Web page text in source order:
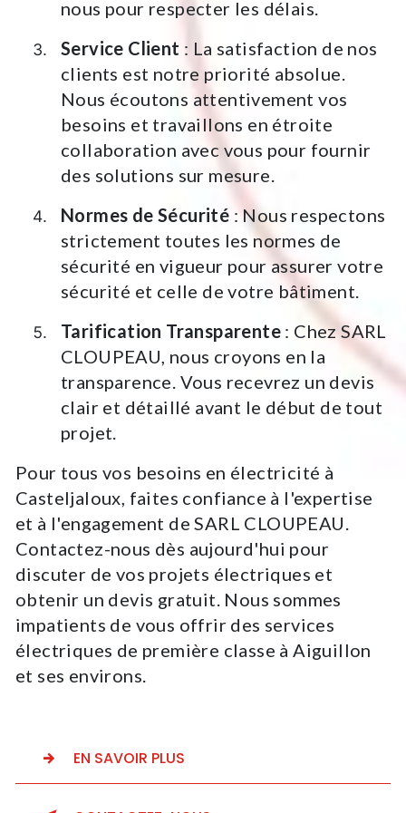
nous pour respecter les délais.
Service Client : La satisfaction de nos
clients est notre priorité absolue.
Nous écoutons attentivement vos
besoins et travaillons en étroite
collaboration avec vous pour fournir
des solutions sur mesure.
Normes de Sécurité : Nous respectons
strictement toutes les normes de
sécurité en vigueur pour assurer votre
sécurité et celle de votre bâtiment.
Tarification Transparente : Chez SARL
CLOUPEAU, nous croyons en la
transparence. Vous recevrez un devis
clair et détaillé avant le début de tout
projet.
Pour tous vos besoins en électricité à
Casteljaloux, faites confiance à l'expertise
et à l'engagement de SARL CLOUPEAU.
Contactez-nous dès aujourd'hui pour
discuter de vos projets électriques et
obtenir un devis gratuit. Nous sommes
impatients de vous offrir des services
électriques de première classe à Aiguillon
et ses environs.
EN SAVOIR PLUS